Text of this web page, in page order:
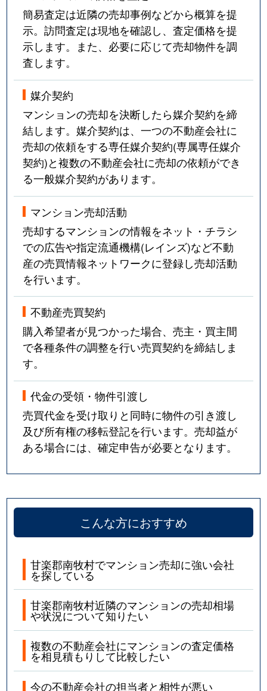
簡易査定は近隣の売却事例などから概算を提
示。訪問査定は現地を確認し、査定価格を提
示します。また、必要に応じて売却物件を調
査します。
媒介契約
マンションの売却を決断したら媒介契約を締
結します。媒介契約は、一つの不動産会社に
売却の依頼をする専任媒介契約(専属専任媒介
契約)と複数の不動産会社に売却の依頼ができ
る一般媒介契約があります。
マンション売却活動
売却するマンションの情報をネット・チラシ
での広告や指定流通機構(レインズ)など不動
産の売買情報ネットワークに登録し売却活動
を行います。
不動産売買契約
購入希望者が見つかった場合、売主・買主間
で各種条件の調整を行い売買契約を締結しま
す。
代金の受領・物件引渡し
売買代金を受け取りと同時に物件の引き渡し
及び所有権の移転登記を行います。売却益が
ある場合には、確定申告が必要となります。
こんな方におすすめ
甘楽郡南牧村でマンション売却に強い会社
を探している
甘楽郡南牧村近隣のマンションの売却相場
や状況について知りたい
複数の不動産会社にマンションの査定価格
を相見積もりして比較したい
今の不動産会社の担当者と相性が悪い